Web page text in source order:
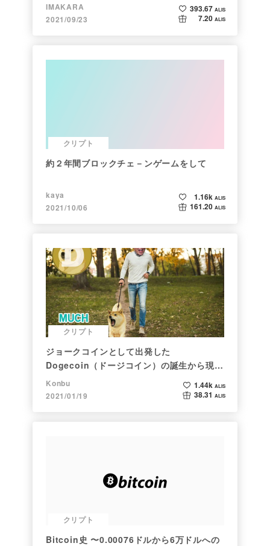
IMAKARA
2021/09/23
393.67 ALIS
7.20 ALIS
クリプト
約２年間ブロックチェ－ンゲームをして
kaya
2021/10/06
1.16k ALIS
161.20 ALIS
クリプト
ジョークコインとして出発した
Dogecoin（ドージコイン）の誕生から現在
まで。注目される非証券性🐶
Konbu
2021/01/19
1.44k ALIS
38.31 ALIS
クリプト
Bitcoin史 〜0.00076ドルから6万ドルへの